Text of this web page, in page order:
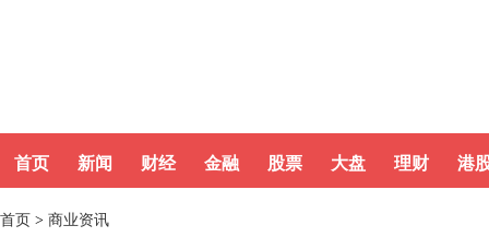
首页 新闻 财经 金融 股票 大盘 理财 港
首页 > 商业资讯